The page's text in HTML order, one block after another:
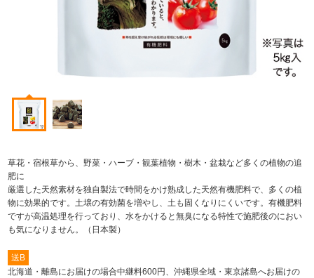
草花・宿根草から、野菜・ハーブ・観葉植物・樹木・盆栽など多くの植物の追
肥に
厳選した天然素材を独自製法で時間をかけ熟成した天然有機肥料で、多くの植
物に効果的です。土壌の有効菌を増やし、土も固くなりにくいです。有機肥料
ですが高温処理を行っており、水をかけると無臭になる特性で施肥後のにおい
も気になりません。（日本製）
送B
北海道・離島にお届けの場合中継料600円、沖縄県全域・東京諸島へお届けの